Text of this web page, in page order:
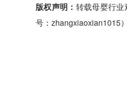
版权声明： 转载母婴行
号：zhangxiaoxian1015